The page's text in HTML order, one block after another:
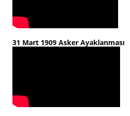
31 Mart 1909 Asker Ayaklanması